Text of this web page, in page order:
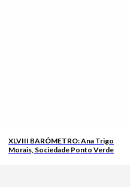
XLVIII BARÓMETRO: Ana Trigo
Morais, Sociedade Ponto Verde